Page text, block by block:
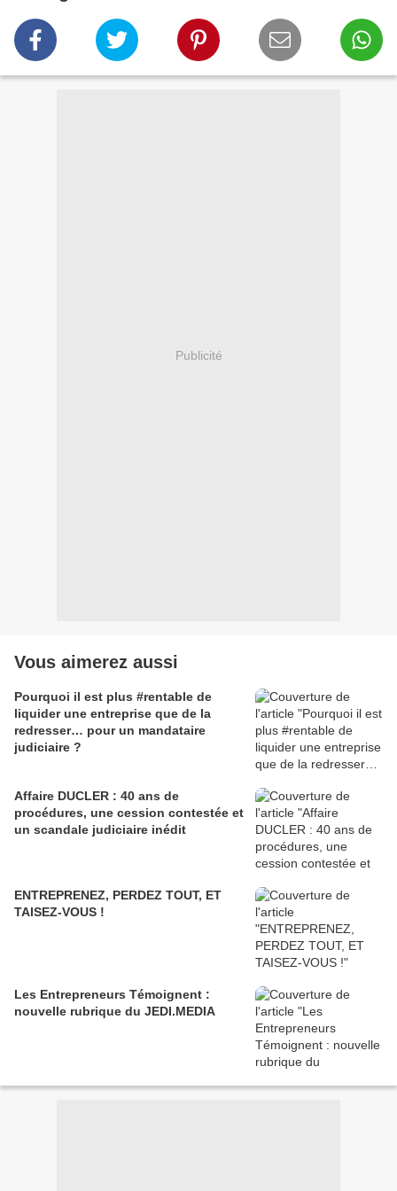
Publicité
Vous aimerez aussi
Pourquoi il est plus #rentable de
liquider une entreprise que de la
redresser… pour un mandataire
judiciaire ?
Affaire DUCLER : 40 ans de
procédures, une cession contestée et
un scandale judiciaire inédit
ENTREPRENEZ, PERDEZ TOUT, ET
TAISEZ-VOUS !
Les Entrepreneurs Témoignent :
nouvelle rubrique du JEDI.MEDIA